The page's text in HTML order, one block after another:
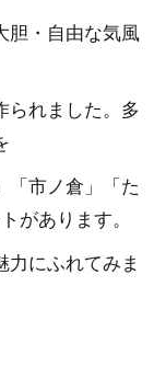
胆・自由な気風
られました。多
「市ノ倉」「た
があります。
力にふれてみま